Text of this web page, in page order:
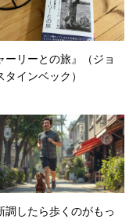
ーリーとの旅』（ジョ
タインベック）
調したら歩くのがもっ